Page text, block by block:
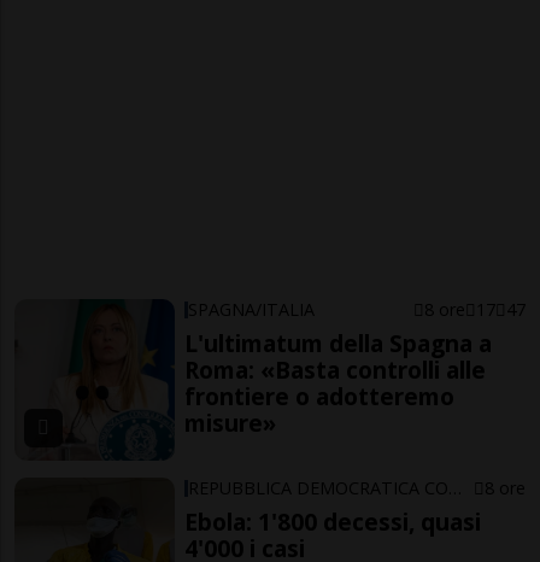
SPAGNA/ITALIA 8 ore 17 47
L'ultimatum della Spagna a
Roma: «Basta controlli alle
frontiere o adotteremo
misure»
8 ore
Ebola: 1'800 decessi, quasi
4'000 i casi